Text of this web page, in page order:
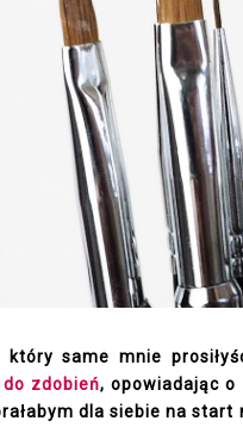
same mnie
zdobień, opowiadając o
dla siebie na start